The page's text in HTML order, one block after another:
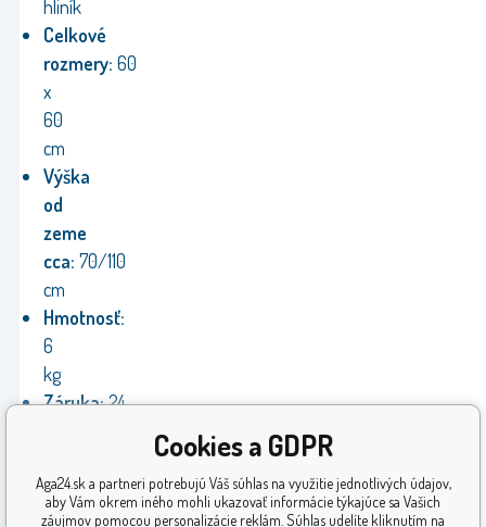
hliník
Celkové
rozmery: 60
x
60
cm
Výška
od
zeme
cca: 70/110
cm
Hmotnosť:
6
kg
Záruka:24
Aga
Cookies a GDPR
Aga24.sk a partneri potrebujú Váš súhlas na využitie jednotlivých údajov,
aby Vám okrem iného mohli ukazovať informácie týkajúce sa Vašich
záujmov pomocou personalizácie reklám. Súhlas udelíte kliknutím na